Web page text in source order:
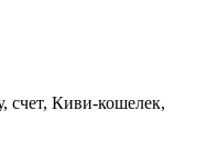
счет, Киви-кошелек,